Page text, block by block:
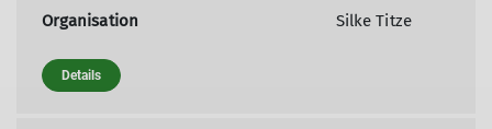
Organisation
Silke Titze
Details